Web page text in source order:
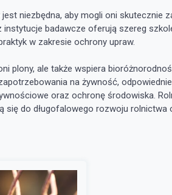
niezbędna, aby mogli oni skutecznie
badawcze oferują szereg
w zakresie ochrony upraw.
plony, ale także wspiera
na żywność,
oraz ochronę środowiska.
się do długofalowego rozwoju